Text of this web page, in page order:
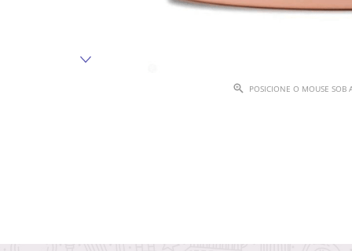
POSICIONE O MOUSE SOB